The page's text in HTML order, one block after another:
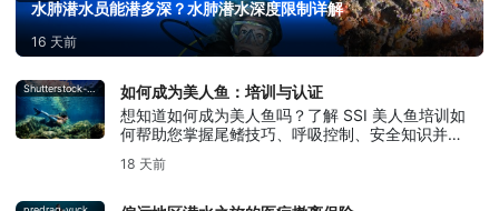
水肺潜水员能潜多深？水肺潜水深度限制详解
16 天前
Shutterstock-Andrea_Izzotti
如何成为美人鱼：培训与认证
想知道如何成为美人鱼吗？了解 SSI 美人鱼培训如
何帮助您掌握尾鳍技巧、呼吸控制、安全知识并获
18 天前